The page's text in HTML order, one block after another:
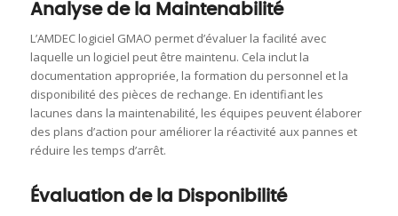
Analyse de la Maintenabilité
L’AMDEC logiciel GMAO permet d’évaluer la facilité avec
laquelle un logiciel peut être maintenu. Cela inclut la
documentation appropriée, la formation du personnel et la
disponibilité des pièces de rechange. En identifiant les
lacunes dans la maintenabilité, les équipes peuvent élaborer
des plans d’action pour améliorer la réactivité aux pannes et
réduire les temps d’arrêt.
Évaluation de la Disponibilité